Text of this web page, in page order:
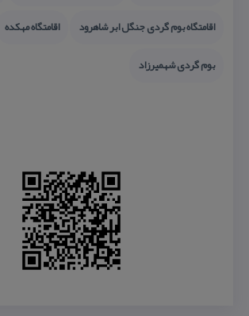
اقامتگاه بوم گردی جنگل ابر شاهرود
اقامتگاه مهكده
بوم گردی شهمیرزاد